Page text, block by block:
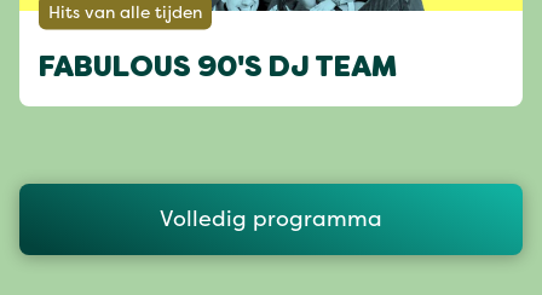
Hits van alle tijden
FABULOUS 90'S DJ TEAM
Volledig programma